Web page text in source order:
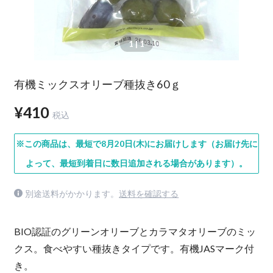
1| 1
有機ミックスオリーブ種抜き60ｇ
¥410 税込
※この商品は、最短で8月20日(木)にお届けします（お届け先に
よって、最短到着日に数日追加される場合があります）。
別途送料がかかります。 送料を確認する
BIO認証のグリーンオリーブとカラマタオリーブのミッ
クス。食べやすい種抜きタイプです。有機JASマーク付
き。